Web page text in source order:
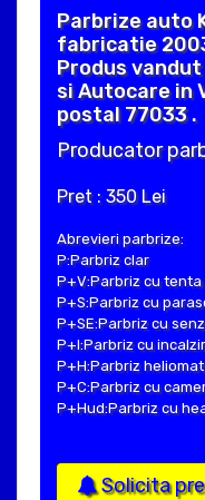
Parbrize auto
fabricatie
Produs
si Autocare in
postal 77033 .
Producator
Pret : 350 Lei
Abrevieri parbrize:
P:Parbriz clar
P+V:Parbriz cu tenta
P+S:Parbriz cu
P+SE:Parbriz cu
P+I:Parbriz cu
P+H:Parbriz heliomat
P+C:Parbriz cu
P+Hud:Parbriz cu
Solicita